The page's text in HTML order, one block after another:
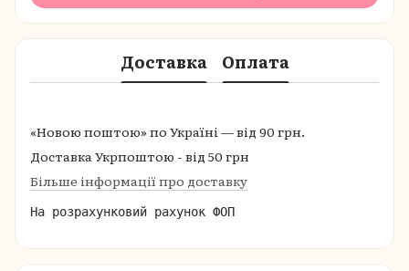
Доставка Оплата
«Новою поштою» по Україні — від 90 грн.
Доставка Укрпоштою - від 50 грн
Більше інформації про доставку
На розрахунковий рахунок ФОП